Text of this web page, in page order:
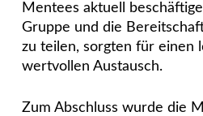
Mentees aktuell
Gruppe und die
zu teilen, sorgten für einen
wertvollen Austausch.
Zum Abschluss wurde die